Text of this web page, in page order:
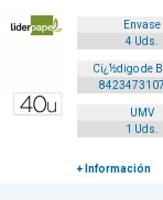
Envase
4 Uds.
Cï¿½digo de
UMV
1 Uds.
+ Información